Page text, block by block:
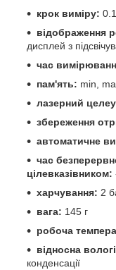
крок виміру:
відображення
дисплей з
час
пам'ять: min,
лазерний
збереження
автоматичне
час
цілевказівником:
харчування: 2
вага: 145 г
робоча
відносна
конденсації